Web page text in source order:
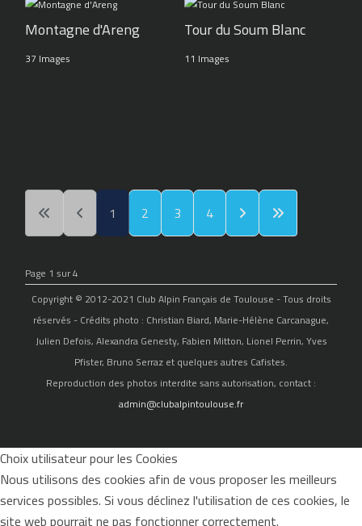
Montagne d'Areng
37 Images
Tour du Soum Blanc
11 Images
1 2 3 4
Page 1 sur 4
Copyright © 2012-2021 Club Alpin Français de Toulouse - Tous droits
réservés - Crédits photo : Christian Biard, Marie-Hélène Carcanague,
Julien Defois, Alexandra Genesty, Fabien Mitton, Lionel Perrin, Yves
Pfister, Bruno Serraz et quelques autres Cafistes.
Reproduction des photos interdite sans autorisation, contact :
admin@clubalpintoulouse.fr
Choix utilisateur pour les Cookies
Nous utilisons des cookies afin de vous proposer les meilleurs
services possibles. Si vous déclinez l'utilisation de ces cookies, le